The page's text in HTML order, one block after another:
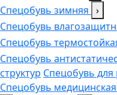
Спецобувь зимняя ›
Спецобувь
Спецобувь
Спецобувь
структур Спецобувь
Спецобувь